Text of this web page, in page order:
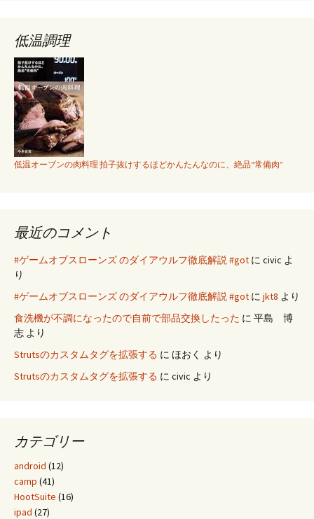
低温調理
低温オーブンの肉料理 拍子抜けするほどかんたんなのに、絶品“常備肉”
最近のコメント
#ゲームオブスローンズ のダイアウルフ徹底解説 #got に civic よ
り
#ゲームオブスローンズ のダイアウルフ徹底解説 #got に jkt8 より
食洗機が不調になったので自前で部品交換したった に 平島 博
志 より
Strutsのカスタムタグを拡張する に ほおく より
Strutsのカスタムタグを拡張する に civic より
カテゴリー
android (12)
camp (41)
HootSuite (16)
ipad (27)